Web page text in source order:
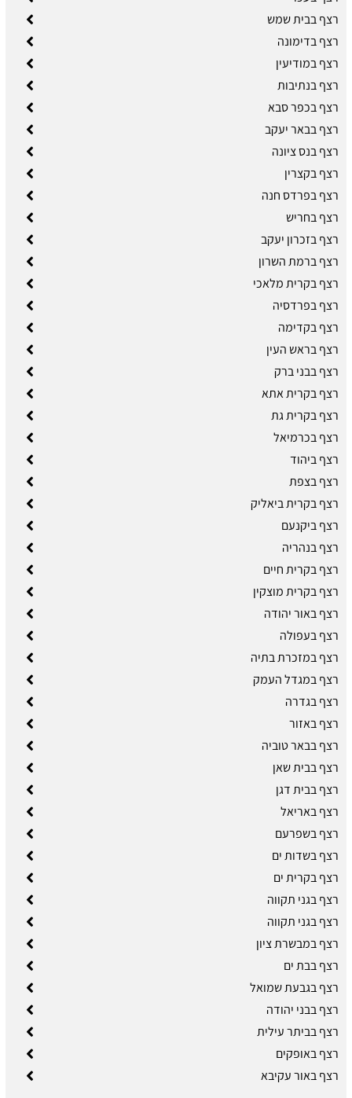
רצף בבית שמש
רצף בדימונה
רצף במודיעין
רצף בנתיבות
רצף בכפר סבא
רצף בבאר יעקב
רצף בנס ציונה
רצף בקצרין
רצף בפרדס חנה
רצף בחריש
רצף בזכרון יעקב
רצף ברמת השרון
רצף בקרית מלאכי
רצף בפרדסיה
רצף בקדימה
רצף בראש העין
רצף בבני ברק
רצף בקרית אתא
רצף בקרית גת
רצף בכרמיאל
רצף ביהוד
רצף בצפת
רצף בקרית ביאליק
רצף ביקנעם
רצף בנהריה
רצף בקרית חיים
רצף בקרית מוצקין
רצף באור יהודה
רצף בעפולה
רצף במזכרת בתיה
רצף במגדל העמק
רצף בגדרה
רצף באזור
רצף בבאר טוביה
רצף בבית שאן
רצף בבית דגן
רצף באריאל
רצף בשפרעם
רצף בשדות ים
רצף בקרית ים
רצף בגני תקווה
רצף בגני תקווה
רצף במבשרת ציון
רצף בבת ים
רצף בגבעת שמואל
רצף בבני יהודה
רצף בביתר עילית
רצף באופקים
רצף באור עקיבא